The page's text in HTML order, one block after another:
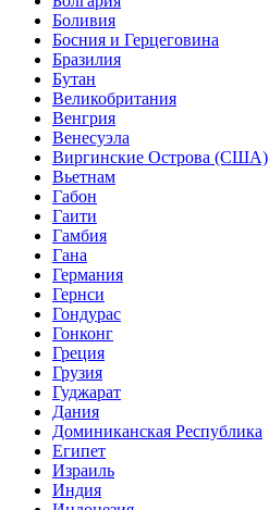
Боливия
Босния и Герцеговина
Бразилия
Бутан
Великобритания
Венгрия
Венесуэла
Виргинские Острова (США)
Вьетнам
Габон
Гаити
Гамбия
Гана
Германия
Гернси
Гондурас
Гонконг
Греция
Грузия
Гуджарат
Дания
Доминиканская Республика
Египет
Израиль
Индия